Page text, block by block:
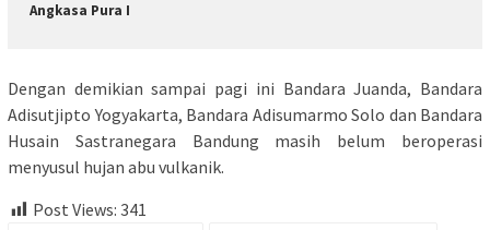
Angkasa Pura I
Dengan demikian sampai pagi ini Bandara Juanda, Bandara
Adisutjipto Yogyakarta, Bandara Adisumarmo Solo dan Bandara
Husain Sastranegara Bandung masih belum beroperasi
menyusul hujan abu vulkanik.
Post Views: 341